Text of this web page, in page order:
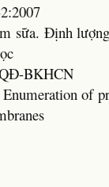
sữa. Định
BKHCN
of